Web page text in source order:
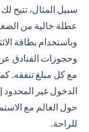
سبيل المثال، تتيح
عطلة خالية من
وباستخدام بطاقة
وحجوزات الفنادق
مع كل مبلغ تنفقه.
الدخول غير المحدود
حول العالم مع
للراحة.